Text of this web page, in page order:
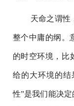
天命之谓性
整个中庸的纲。
的时空环境，比
给的大环境的结
性”是我们能决